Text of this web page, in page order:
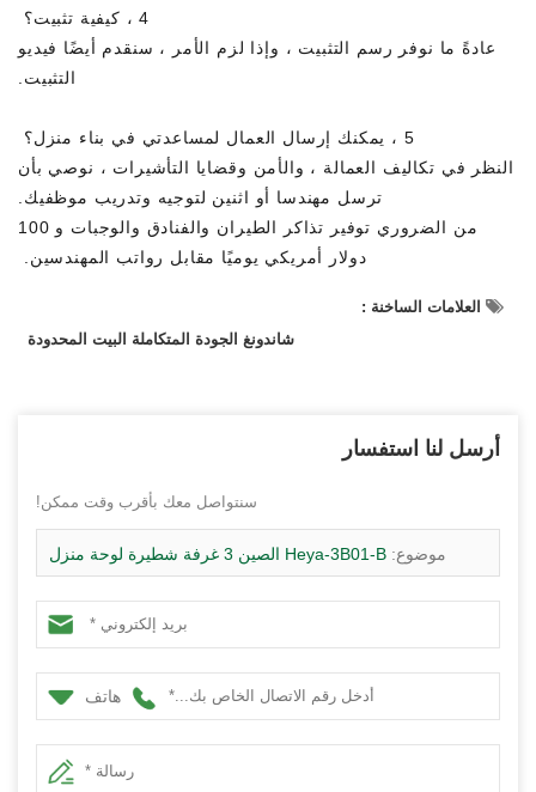
4 ، كيفية تثبيت؟
عادةً ما نوفر رسم التثبيت ، وإذا لزم الأمر ، سنقدم أيضًا فيديو
التثبيت.
5 ، يمكنك إرسال العمال لمساعدتي في بناء منزل؟
النظر في تكاليف العمالة ، والأمن وقضايا التأشيرات ، نوصي بأن
ترسل مهندسا أو اثنين لتوجيه وتدريب موظفيك.
من الضروري توفير تذاكر الطيران والفنادق والوجبات و 100
دولار أمريكي يوميًا مقابل رواتب المهندسين.
العلامات الساخنة :
شاندونغ الجودة المتكاملة البيت المحدودة
أرسل لنا استفسار
سنتواصل معك بأقرب وقت ممكن!
موضوع: Heya-3B01-B الصين 3 غرفة شطيرة لوحة منزل
ماليزيا السعر بنيت بسهولة تصميم المنزل
هاتف